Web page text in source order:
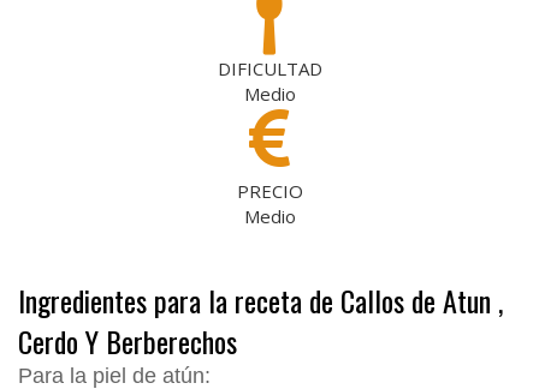
DIFICULTAD
Medio
PRECIO
Medio
Ingredientes para la receta de Callos de Atun ,
Cerdo Y Berberechos
Para la piel de atún: